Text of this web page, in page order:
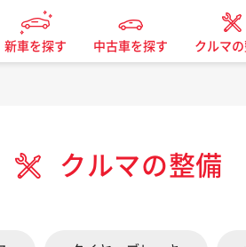
新車を探す 中古車を探す クルマ
クルマの整備